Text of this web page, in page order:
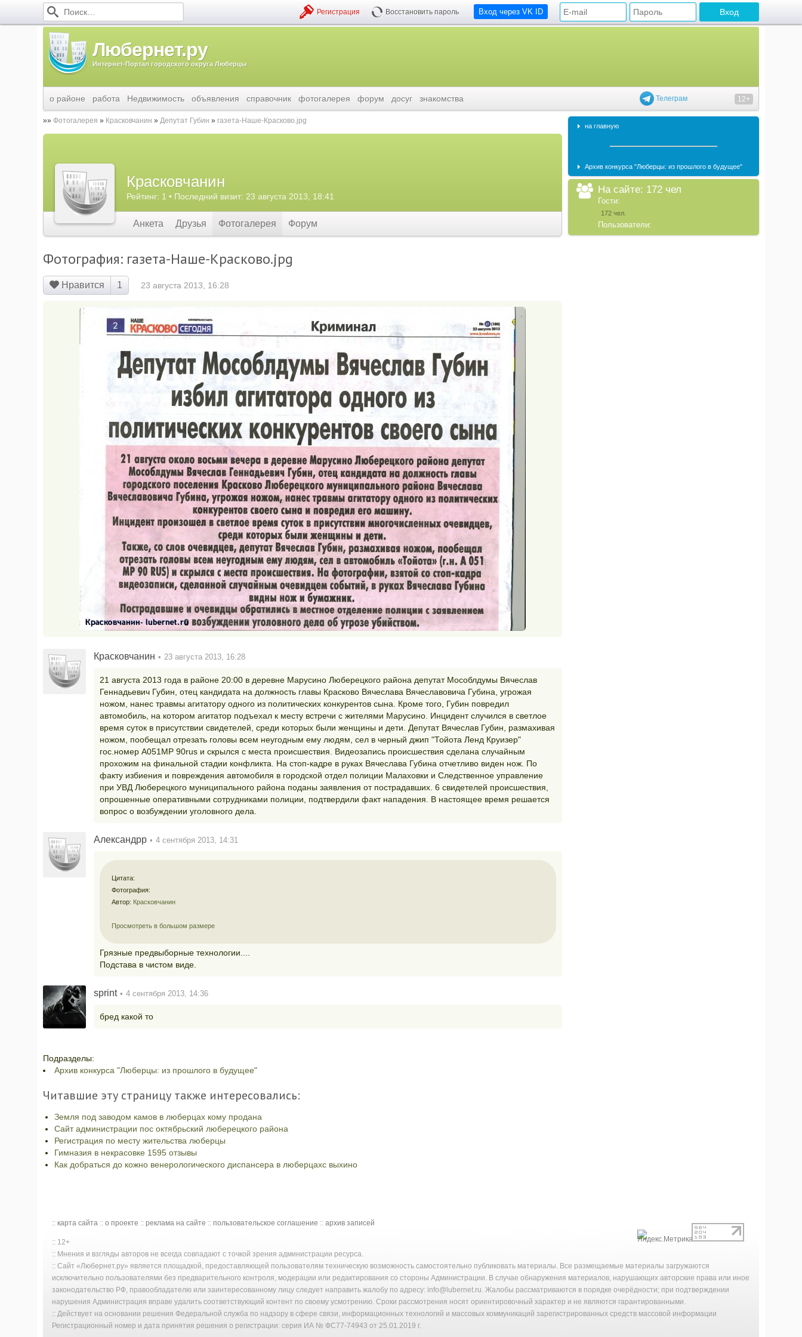
Вход через VK ID
Регистрация Восстановить пароль
Любернет.ру
Интернет-Портал городского округа Люберцы
Телеграм 12+
о районе работа Недвижимость объявления справочник фотогалерея форум досуг знакомства
Фотогалерея Красковчанин Депутат Губин газета-Наше-Красково.jpg
Красковчанин
Рейтинг: 1 • Последний визит: 23 августа 2013, 18:41
Анкета Друзья Фотогалерея Форум
Фотография: газета-Наше-Красково.jpg
Нравится 23 августа 2013, 16:28
Красковчанин 23 августа 2013, 16:28
21 августа 2013 года в районе 20:00 в деревне Марусино Люберецкого района депутат Мособлдумы Вячеслав
Геннадьевич Губин, отец кандидата на должность главы Красково Вячеслава Вячеславовича Губина, угрожая
ножом, нанес травмы агитатору одного из политических конкурентов сына. Кроме того, Губин повредил
автомобиль, на котором агитатор подъехал к месту встречи с жителями Марусино. Инцидент случился в светлое
время суток в присутствии свидетелей, среди которых были женщины и дети. Депутат Вячеслав Губин, размахивая
ножом, пообещал отрезать головы всем неугодным ему людям, сел в черный джип "Тойота Ленд Круизер"
гос.номер А051МР 90rus и скрылся с места происшествия. Видеозапись происшествия сделана случайным
прохожим на финальной стадии конфликта. На стоп-кадре в руках Вячеслава Губина отчетливо виден нож. По
факту избиения и повреждения автомобиля в городской отдел полиции Малаховки и Следственное управление
при УВД Люберецкого муниципального района поданы заявления от пострадавших. 6 свидетелей происшествия,
опрошенные оперативными сотрудниками полиции, подтвердили факт нападения. В настоящее время решается
вопрос о возбуждении уголовного дела.
Александрр 4 сентября 2013, 14:31
Цитата:
Фотография:
Автор: Красковчанин
Просмотреть в большом размере
Грязные предвыборные технологии....
Подстава в чистом виде.
sprint 4 сентября 2013, 14:36
бред какой то
Подразделы:
Архив конкурса "Люберцы: из прошлого в будущее"
Читавшие эту страницу также интересовались:
Земля под заводом камов в люберцах кому продана
Сайт администрации пос октябрьский люберецкого района
Регистрация по месту жительства люберцы
Гимназия в некрасовке 1595 отзывы
Как добраться до кожно венерологического диспансера в люберцахс выхино
на главную
Архив конкурса "Люберцы: из прошлого в будущее"
На сайте: 172 чел
Гости:
172 чел.
Пользователи:
:: карта сайта :: о проекте :: реклама на сайте :: пользовательское соглашение :: архив записей
:: 12+
:: Мнения и взгляды авторов не всегда совпадают с точкой зрения администрации ресурса.
:: Сайт «Любернет.ру» является площадкой, предоставляющей пользователям техническую возможность самостоятельно публиковать материалы. Все размещаемые материалы загружаются
исключительно пользователями без предварительного контроля, модерации или редактирования со стороны Администрации. В случае обнаружения материалов, нарушающих авторские права или иное
законодательство РФ, правообладателю или заинтересованному лицу следует направить жалобу по адресу: info@lubernet.ru. Жалобы рассматриваются в порядке очерёдности; при подтверждении
нарушения Администрация вправе удалить соответствующий контент по своему усмотрению. Сроки рассмотрения носят ориентировочный характер и не являются гарантированными.
:: Действует на основании решения Федеральной служба по надзору в сфере связи, информационных технологий и массовых коммуникаций зарегистрированных средств массовой информации
Регистрационный номер и дата принятия решения о регистрации: серия ИА № ФС77-74943 от 25.01.2019 г.